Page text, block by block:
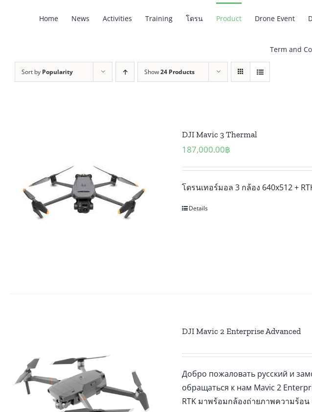
Home News Activities Training โดรน Product Drone Event
Term and
Sort by Popularity Show24 Products
DJI Mavic 3 Thermal
187,000.00฿
โดรนเทอร์มอล 3 กล้อง 640x512 +
Details
DJI Mavic 2 Enterprise Advanced
Добро пожаловать русский и
обращаться к нам Mavic 2
RTK มาพร้อมกล้องถ่ายภาพความร้อ